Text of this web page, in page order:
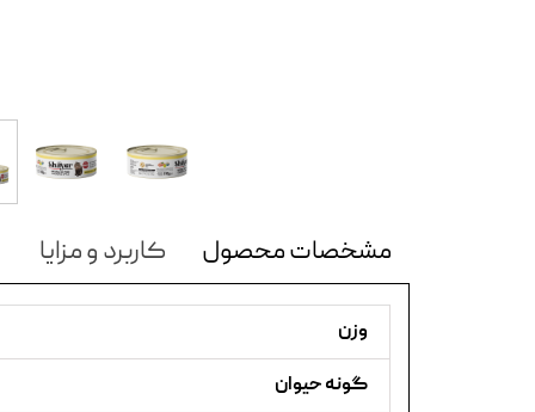
مشخصات محصول کاربرد و مزایا
وزن
گونه حیوان